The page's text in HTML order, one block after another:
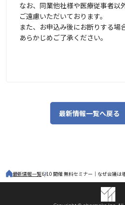
なお、同業他社様や医療従事者以
ご遠慮いただいております。
また、お申込み後にお断りする場
あらかじめご了承ください。
最新情報一覧へ戻る
最新情報一覧6/10 開催 無料セミナー｜なぜ会議は